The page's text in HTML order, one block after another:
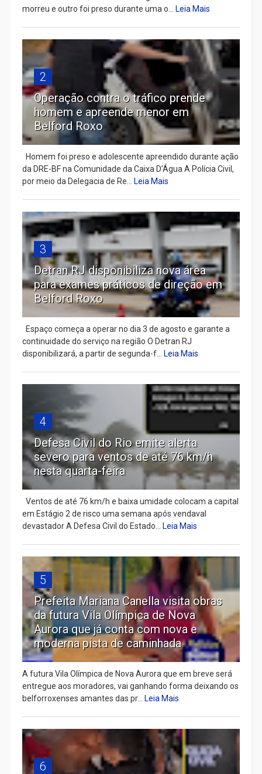
morreu e outro foi preso durante uma o... Leia Mais
2
Operação contra o tráfico prende
homem e apreende menor em
Belford Roxo
Homem foi preso e adolescente apreendido durante ação
da DRE-BF na Comunidade da Caixa D’Água A Polícia Civil,
por meio da Delegacia de Re... Leia Mais
3
Detran RJ disponibiliza nova área
para exames práticos de direção em
Belford Roxo
Espaço começa a operar no dia 3 de agosto e garante a
continuidade do serviço na região O Detran RJ
disponibilizará, a partir de segunda-f... Leia Mais
4
Defesa Civil do Rio emite alerta
severo para ventos de até 76 km/h
nesta quarta-feira
Ventos de até 76 km/h e baixa umidade colocam a capital
em Estágio 2 de risco uma semana após vendaval
devastador A Defesa Civil do Estado... Leia Mais
5
Prefeita Mariana Canella visita obras
da futura Vila Olímpica de Nova
Aurora que já conta com nova e
moderna pista de caminhada
A futura Vila Olímpica de Nova Aurora que em breve será
entregue aos moradores, vai ganhando forma deixando os
belforroxenses amantes das pr... Leia Mais
6